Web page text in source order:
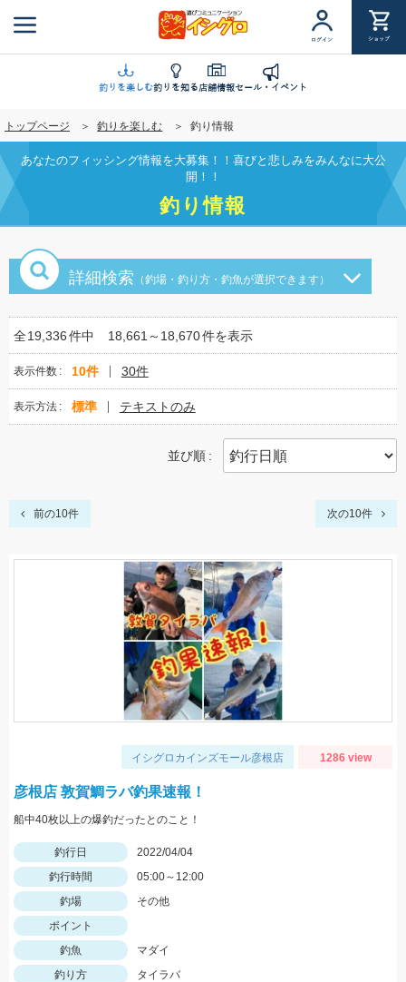
ン
に
移
動
ログイン ショップ
釣りを楽しむ釣りを知る店舗情報セール・イベント
トップページ 釣りを楽しむ 釣り情報
あなたのフィッシング情報を大募集！！喜びと悲しみをみんなに大公
開！！
釣り情報
詳細検索 （釣場・釣り方・釣魚が選択できます）
全19,336件中 18,661～18,670件を表示
表示件数 10件 30件
表示方法 標準 テキストのみ
並び順
前の10件 次の10件
イシグロカインズモール彦根店 1286 view
彦根店 敦賀鯛ラバ釣果速報！
船中40枚以上の爆釣だったとのこと！
釣行日
2022/04/04
釣行時間
05:00～12:00
釣場
その他
ポイント
釣魚
マダイ
釣り方
タイラバ